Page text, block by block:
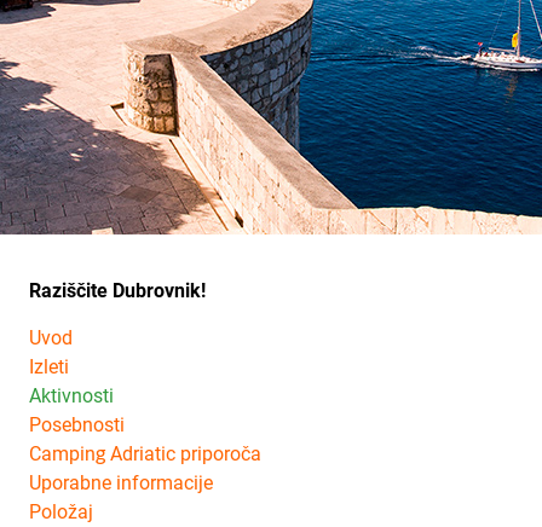
Raziščite Dubrovnik!
Uvod
Izleti
Aktivnosti
Posebnosti
Camping Adriatic priporoča
Uporabne informacije
Položaj